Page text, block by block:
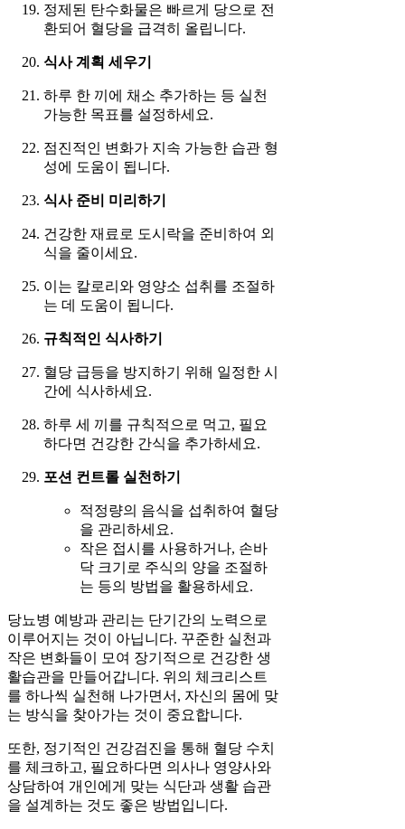
정제된 탄수화물은 빠르게 당으로 전
환되어 혈당을 급격히 올립니다.
식사 계획 세우기
하루 한 끼에 채소 추가하는 등 실천
가능한 목표를 설정하세요.
점진적인 변화가 지속 가능한 습관 형
성에 도움이 됩니다.
식사 준비 미리하기
건강한 재료로 도시락을 준비하여 외
식을 줄이세요.
이는 칼로리와 영양소 섭취를 조절하
는 데 도움이 됩니다.
규칙적인 식사하기
혈당 급등을 방지하기 위해 일정한 시
간에 식사하세요.
하루 세 끼를 규칙적으로 먹고, 필요
하다면 건강한 간식을 추가하세요.
포션 컨트롤 실천하기
적정량의 음식을 섭취하여 혈당
을 관리하세요.
작은 접시를 사용하거나, 손바
닥 크기로 주식의 양을 조절하
는 등의 방법을 활용하세요.
당뇨병 예방과 관리는 단기간의 노력으로
이루어지는 것이 아닙니다. 꾸준한 실천과
작은 변화들이 모여 장기적으로 건강한 생
활습관을 만들어갑니다. 위의 체크리스트
를 하나씩 실천해 나가면서, 자신의 몸에 맞
는 방식을 찾아가는 것이 중요합니다.
또한, 정기적인 건강검진을 통해 혈당 수치
를 체크하고, 필요하다면 의사나 영양사와
상담하여 개인에게 맞는 식단과 생활 습관
을 설계하는 것도 좋은 방법입니다.